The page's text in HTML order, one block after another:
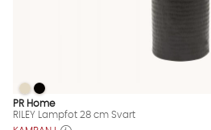
RILEY Lampfot 28 cm Svart Finns
RILEY Lampfot 28 cm Svart
RILEY Lampfot 28 cm Svart
PR Home
RILEY Lampfot 28 cm Svart